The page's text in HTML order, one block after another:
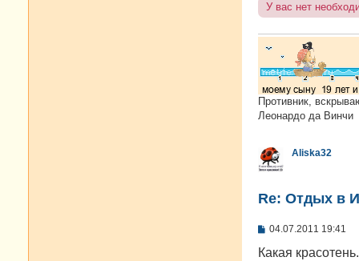
У вас нет
Противник,
Леонардо да Винчи
Aliska32
Re: Отдых в
С
о
04.07.2011 19:41
Какая